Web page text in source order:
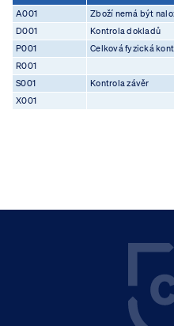
A001 Zboží nemá být
D001
Kontrola dokladů
P001
Celková fyzická
R001
S001
Kontrola závěr
X001